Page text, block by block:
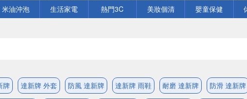
米油沖泡 生活家電 熱門3C 美妝個清 嬰童保健
牌 達新牌 外套 防風 達新牌 達新牌 雨鞋 耐磨 達新牌 防滑 達新牌